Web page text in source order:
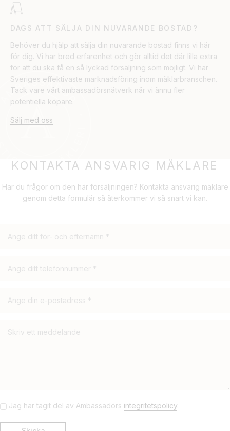
DAGS ATT SÄLJA DIN NUVARANDE BOSTAD?
Behöver du hjälp att sälja din nuvarande bostad finns vi här
för dig. Vi har bred erfarenhet och gör alltid det där lilla extra
för att du ska få en så lyckad försäljning som möjligt. Vi har
Sveriges effektivaste marknadsföring inom mäklarbranschen.
Tack vare vårt ambassadörsnätverk når vi ännu fler
potentiella köpare.
Sälj med oss
KONTAKTA ANSVARIG MÄKLARE
Har du frågor om den här försäljningen? Kontakta ansvarig mäklare
genom detta formulär så återkommer vi så snart vi kan.
Jag har tagit del av Ambassadörs integritetspolicy.